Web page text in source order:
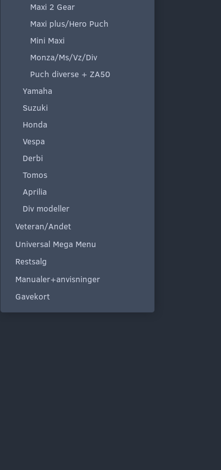
Maxi 2 Gear
Maxi plus/Hero Puch
Mini Maxi
Monza/Ms/Vz/Div
Puch diverse + ZA50
Yamaha
Suzuki
Honda
Vespa
Derbi
Tomos
Aprilia
Div modeller
Veteran/Andet
Universal Mega Menu
Restsalg
Manualer+anvisninger
Gavekort